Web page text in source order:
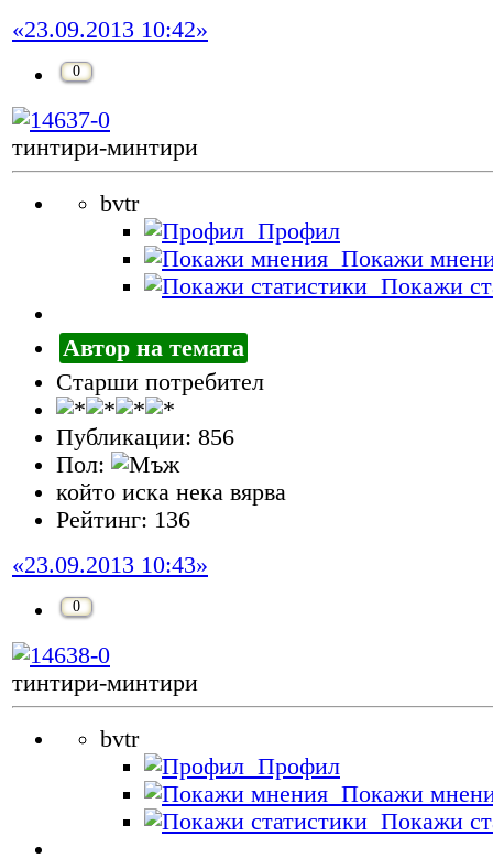
«23.09.2013 10:42»
0
тинтири-минтири
bvtr
Профил
Покажи
Покажи
Автор на темата
Старши потребител
Публикации: 856
Пол:
който иска нека вярва
Рейтинг: 136
«23.09.2013 10:43»
0
тинтири-минтири
bvtr
Профил
Покажи
Покажи